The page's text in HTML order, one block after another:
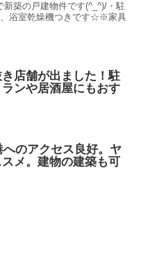
築の戸建物件です(^_^)/・駐
、浴室乾燥機つきです☆※家具
店舗が出ました！駐
ンや居酒屋にもおす
のアクセス良好。ヤ
メ。建物の建築も可